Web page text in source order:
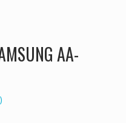
AA-